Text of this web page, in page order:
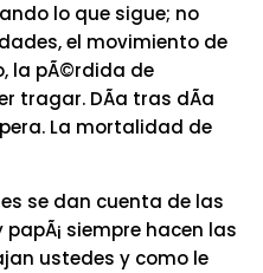
lo que sigue; no
el movimiento de
la pÃ©rdida de
tragar. DÃ­a tras dÃ­a
La mortalidad de
se dan cuenta de las
siempre hacen las
ustedes y como le